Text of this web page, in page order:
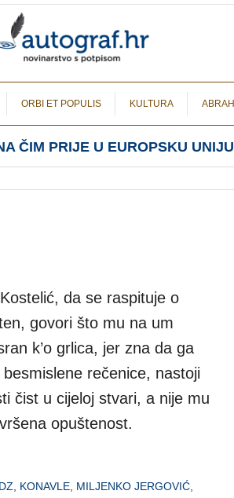
ORBI ET POPULIS KULTURA
ČIM PRIJE U EUROPSKU
da se raspituje o
govori što mu na um
k’o grlica, jer zna da ga
rečenice, nastoji
čist u cijeloj stvari, a nije mu
opuštenost.
KONAVLE MILJENKO JERGOVIĆ